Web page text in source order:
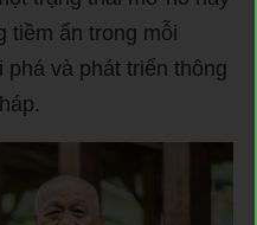
tiềm ẩn trong mỗi
và phát triển thông